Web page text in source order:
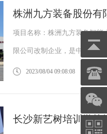
株洲九方装备股份有
项目名称：株洲九方装备智能
限公司改制企业，是中车株
2023/08/04 09:08:08
长沙新艺树培训学校
鑫腾越LXSF电子远传智能水表